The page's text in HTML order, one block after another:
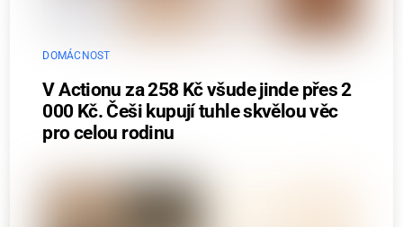
DOMÁCNOST
V Actionu za 258 Kč všude jinde přes 2
000 Kč. Češi kupují tuhle skvělou věc
pro celou rodinu